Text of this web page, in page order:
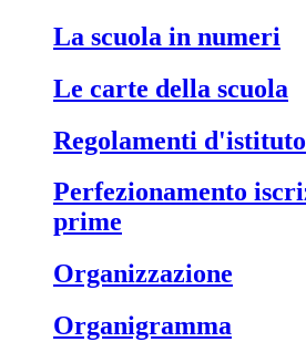
la scuola in numeri
le carte della scuola
regolamenti d'istituto
perfezionamento iscrizioni classi
prime
organizzazione
organigramma